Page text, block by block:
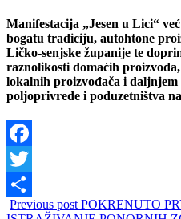
Manifestacija „Jesen u Lici“
bogatu tradiciju, autohtone
Ličko-senjske županije te
raznolikosti domaćih
lokalnih proizvođača i daljnjem
poljoprivrede i poduzetništva
Facebook
Twitter
Share
Previous post POKRENUTO